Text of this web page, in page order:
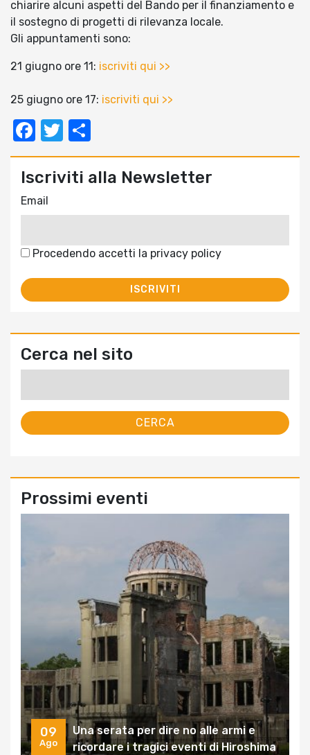
chiarire alcuni aspetti del Bando per il finanziamento e
il sostegno di progetti di rilevanza locale.
Gli appuntamenti sono:
21 giugno ore 11: iscriviti qui >>
25 giugno ore 17: iscriviti qui >>
Facebook
Twitter
Iscriviti alla Newsletter
Email
Procedendo accetti la privacy policy
Cerca nel sito
Prossimi eventi
09
Ago
Una serata per dire no alle armi e
ricordare i tragici eventi di Hiroshima